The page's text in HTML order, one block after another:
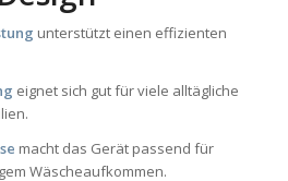
unterstützt einen effizienten
eignet sich gut für viele alltägliche
macht das Gerät passend für
Wäscheaufkommen.